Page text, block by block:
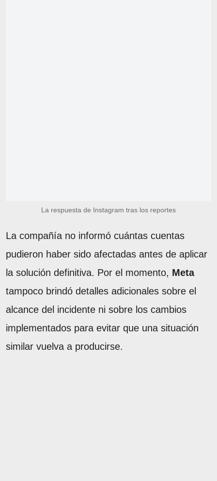
La respuesta de Instagram tras los reportes
La compañía no informó cuántas cuentas
pudieron haber sido afectadas antes de aplicar
la solución definitiva. Por el momento, Meta
tampoco brindó detalles adicionales sobre el
alcance del incidente ni sobre los cambios
implementados para evitar que una situación
similar vuelva a producirse.